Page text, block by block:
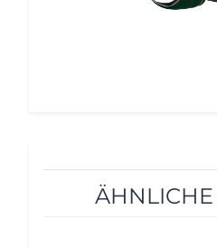
ÄHNLICHE